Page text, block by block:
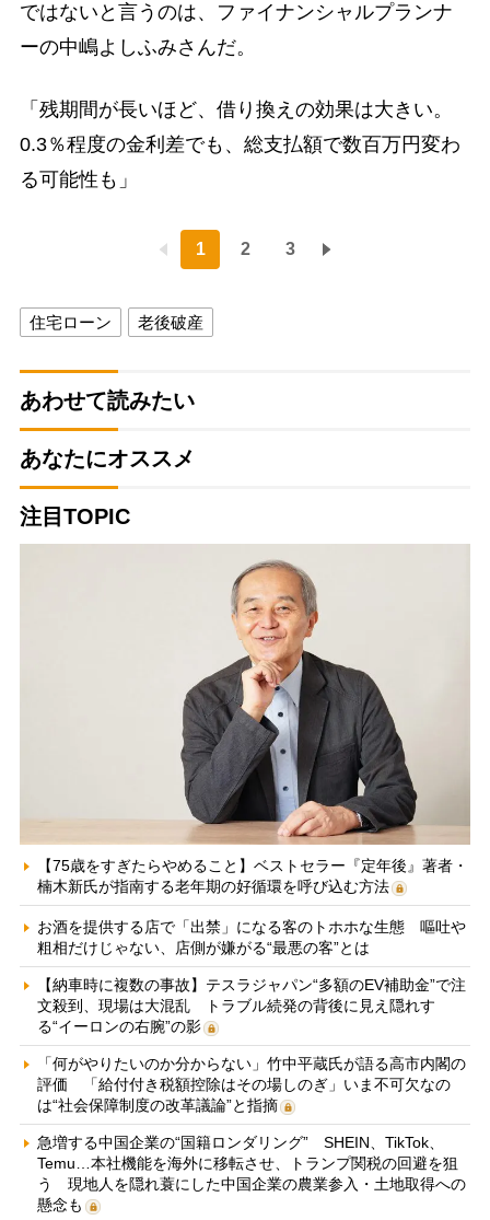
ではないと言うのは、ファイナンシャルプランナ
ーの中嶋よしふみさんだ。
「残期間が長いほど、借り換えの効果は大きい。
0.3％程度の金利差でも、総支払額で数百万円変わ
る可能性も」
1 2 3
住宅ローン 老後破産
あわせて読みたい
あなたにオススメ
注目TOPIC
【75歳をすぎたらやめること】ベストセラー『定年後』著者・
楠木新氏が指南する老年期の好循環を呼び込む方法
お酒を提供する店で「出禁」になる客のトホホな生態 嘔吐や
粗相だけじゃない、店側が嫌がる“最悪の客”とは
【納車時に複数の事故】テスラジャパン“多額のEV補助金”で注
文殺到、現場は大混乱 トラブル続発の背後に見え隠れす
る“イーロンの右腕”の影
「何がやりたいのか分からない」竹中平蔵氏が語る高市内閣の
評価 「給付付き税額控除はその場しのぎ」いま不可欠なの
は“社会保障制度の改革議論”と指摘
急増する中国企業の“国籍ロンダリング” SHEIN、TikTok、
Temu…本社機能を海外に移転させ、トランプ関税の回避を狙
う 現地人を隠れ蓑にした中国企業の農業参入・土地取得への
懸念も